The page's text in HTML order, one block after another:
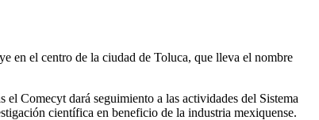
en el centro de la ciudad de Toluca, que lleva el nombre
Comecyt dará seguimiento a las actividades del Sistema
científica en beneficio de la industria mexiquense.